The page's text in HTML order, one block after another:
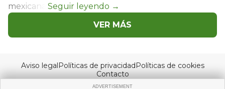
mexicana.
VER MÁS
Aviso legalPolíticas de privacidadPolíticas de cookies
Contacto